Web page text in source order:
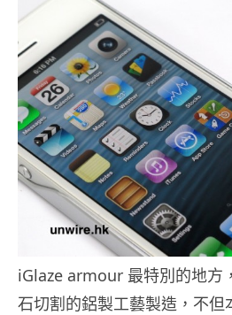
iGlaze armour 最特別的地方
石切割的鋁製工藝製造，不但